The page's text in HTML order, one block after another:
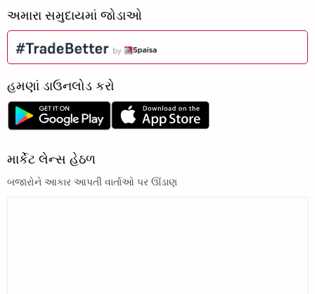
અમારા સમુદાયમાં જોડાઓ
હમણાં ડાઉનલોડ કરો
માર્કેટ લેન્સ હેઠળ
બજારોને આકાર આપતી વાર્તાઓ પર ઊંડાણ